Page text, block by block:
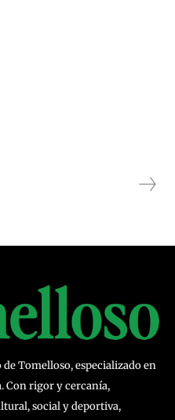
Tomelloso, especializado en
Con rigor y cercanía,
social y deportiva,